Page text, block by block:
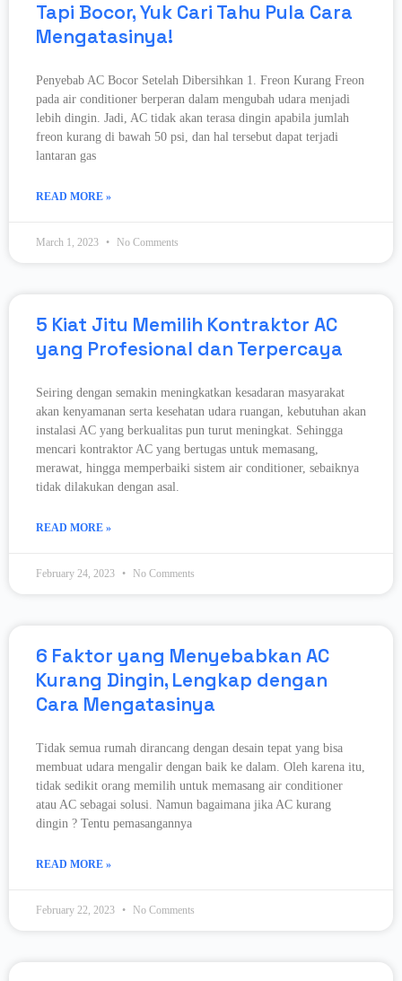
Tapi Bocor, Yuk Cari Tahu Pula Cara
Mengatasinya!
Penyebab AC Bocor Setelah Dibersihkan 1. Freon Kurang Freon
pada air conditioner berperan dalam mengubah udara menjadi
lebih dingin. Jadi, AC tidak akan terasa dingin apabila jumlah
freon kurang di bawah 50 psi, dan hal tersebut dapat terjadi
lantaran gas
READ MORE »
March 1, 2023 No Comments
5 Kiat Jitu Memilih Kontraktor AC
yang Profesional dan Terpercaya
Seiring dengan semakin meningkatkan kesadaran masyarakat
akan kenyamanan serta kesehatan udara ruangan, kebutuhan akan
instalasi AC yang berkualitas pun turut meningkat. Sehingga
mencari kontraktor AC yang bertugas untuk memasang,
merawat, hingga memperbaiki sistem air conditioner, sebaiknya
tidak dilakukan dengan asal.
READ MORE »
February 24, 2023 No Comments
6 Faktor yang Menyebabkan AC
Kurang Dingin, Lengkap dengan
Cara Mengatasinya
Tidak semua rumah dirancang dengan desain tepat yang bisa
membuat udara mengalir dengan baik ke dalam. Oleh karena itu,
tidak sedikit orang memilih untuk memasang air conditioner
atau AC sebagai solusi. Namun bagaimana jika AC kurang
dingin ? Tentu pemasangannya
READ MORE »
February 22, 2023 No Comments